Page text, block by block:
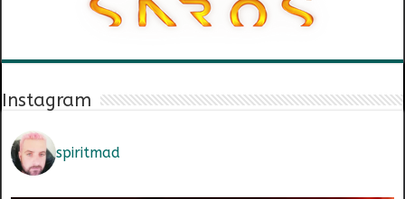
Instagram
spiritmad